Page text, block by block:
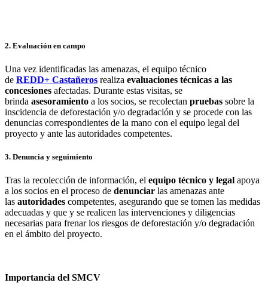
2. Evaluación en campo
Una vez identificadas las amenazas, el equipo técnico
de REDD+ Castañeros realiza evaluaciones técnicas a las
concesiones afectadas. Durante estas visitas, se
brinda asesoramiento a los socios, se recolectan pruebas sobre la
inscidencia de deforestación y/o degradación y se procede con las
denuncias correspondientes de la mano con el equipo legal del
proyecto y ante las autoridades competentes.
3. Denuncia y seguimiento
Tras la recolección de información, el equipo técnico y legal apoya
a los socios en el proceso de denunciar las amenazas ante
las autoridades competentes, asegurando que se tomen las medidas
adecuadas y que y se realicen las intervenciones y diligencias
necesarias para frenar los riesgos de deforestación y/o degradación
en el ámbito del proyecto.
Importancia del SMCV